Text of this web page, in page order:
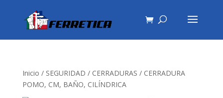
Inicio / SEGURIDAD / CERRADURAS / CERRADURA
POMO, CM, BAÑO, CILÍNDRICA